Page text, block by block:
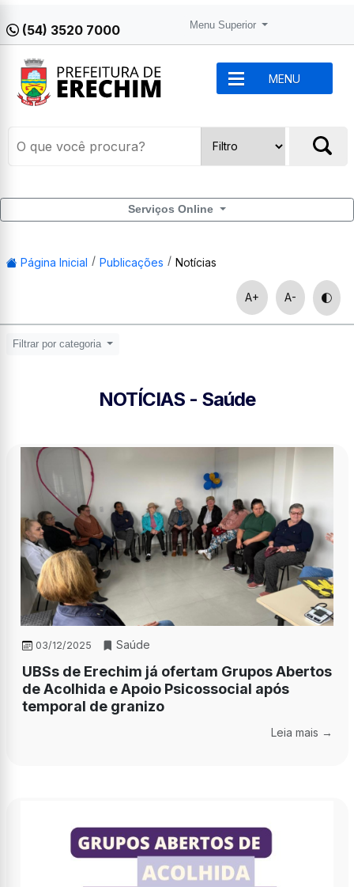
(54) 3520 7000 Menu Superior
MENU
Serviços Online
Página Inicial Publicações Notícias
A+ A-
Filtrar por categoria
NOTÍCIAS - Saúde
03/12/2025 Saúde
UBSs de Erechim já ofertam Grupos Abertos
de Acolhida e Apoio Psicossocial após
temporal de granizo
Leia mais →